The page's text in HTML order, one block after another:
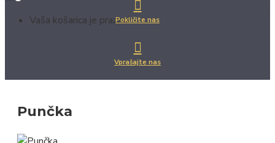
Vaša košarica je prazna!Pokličite nas
Vprašajte nas
Punčka